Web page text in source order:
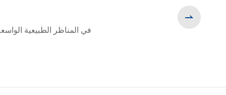
في المناظر الطبيعية
